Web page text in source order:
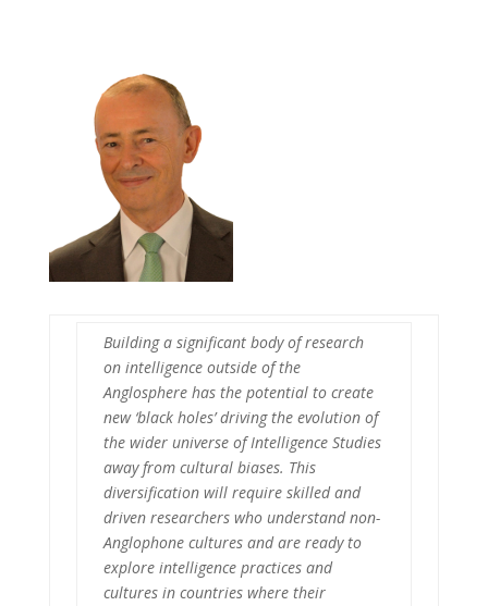
Building a significant body of research
on intelligence outside of the
Anglosphere has the potential to create
new ‘black holes’ driving the evolution of
the wider universe of Intelligence Studies
away from cultural biases. This
diversification will require skilled and
driven researchers who understand non-
Anglophone cultures and are ready to
explore intelligence practices and
cultures in countries where their